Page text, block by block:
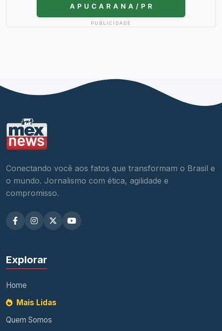
PUBLICIDADE
Conectando você aos fatos que transformam o Brasil e
o mundo. Jornalismo com ética, agilidade e
compromisso.
Explorar
Home
Mais Lidas
Quem Somos